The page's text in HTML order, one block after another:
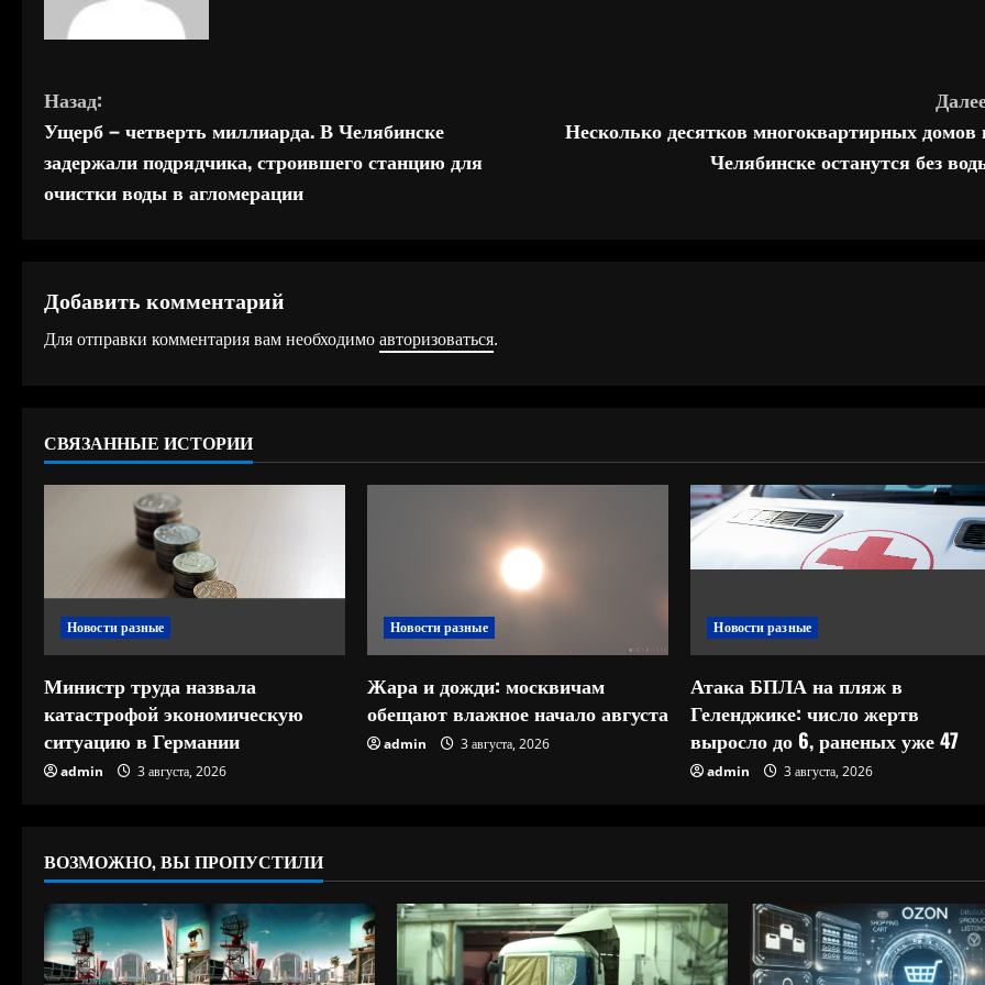
П
р
о
о
л
и
т
т
е
н
и
Назад:
Ущерб – четверть миллиарда. В Челябинске
задержали подрядчика, строившего станцию для
очистки воды в агломерации
Несколько десятков многоквартирных домов
Челябинске останутся без
Добавить комментарий
Для отправки комментария вам необходимоавторизоваться.
СВЯЗАННЫЕ ИСТОРИИ
Новости разные
Министр труда назвала
катастрофой экономическую
ситуацию в Германии
admin 3 августа, 2026
Новости разные
Жара и дожди: москвичам
обещают влажное начало августа
admin 3 августа, 2026
Новости разные
Атака БПЛА на пляж в
Геленджике: число жертв
выросло до 6, раненых уже 47
admin 3 августа, 2026
ВОЗМОЖНО, ВЫ ПРОПУСТИЛИ